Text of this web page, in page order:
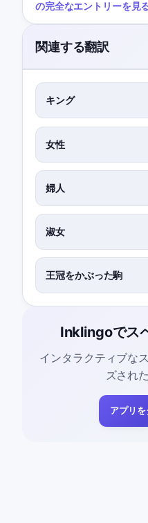
の完全なエントリーを見
関連する翻訳
キング
女性
婦人
淑女
王冠をかぶった駒
Inklingoでス
インタラクティブな
ズされ
アプリ